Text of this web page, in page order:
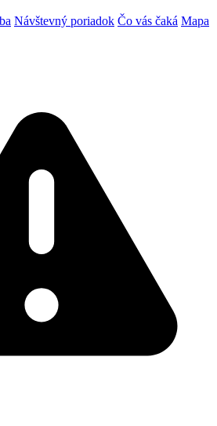
Návštevný poriadok Čo vás čaká Mapa